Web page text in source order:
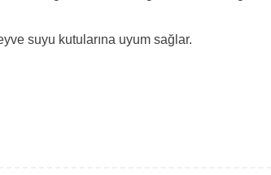
suyu kutularına uyum sağlar.